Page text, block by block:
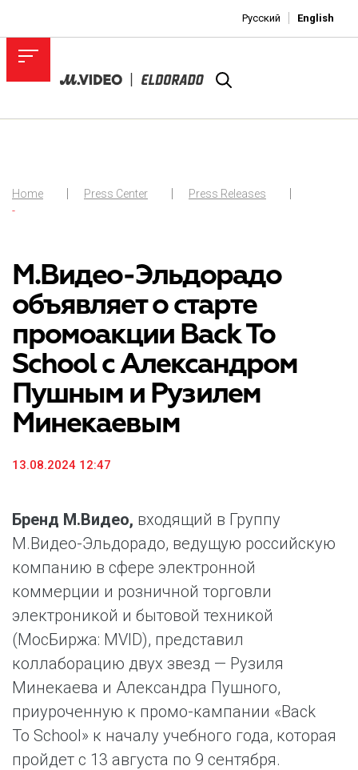
Русский English
Home Press Center
Press Releases
-
М.Видео-Эльдорадо
объявляет о старте
промоакции Back To
School с Александром
Пушным и Рузилем
Минекаевым
13.08.2024 12:47
Бренд М.Видео, входящий в Группу
М.Видео-Эльдорадо, ведущую российскую
компанию в сфере электронной
коммерции и розничной торговли
электроникой и бытовой техникой
(МосБиржа: MVID), представил
коллаборацию двух звезд — Рузиля
Минекаева и Александра Пушного,
приуроченную к промо-кампании «Back
To School» к началу учебного года, которая
пройдет с 13 августа по 9 сентября.